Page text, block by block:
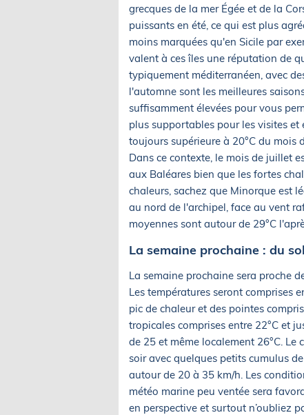
grecques de la mer Égée et de la
puissants en été, ce qui est plus
moins marquées qu'en Sicile par
valent à ces îles une réputation de
typiquement méditerranéen, avec
l'automne sont les meilleures
suffisamment élevées pour vous
plus supportables pour les visites
toujours supérieure à 20°C du mois
Dans ce contexte, le mois de juillet
aux Baléares bien que les fortes
chaleurs, sachez que Minorque est
au nord de l'archipel, face au vent
moyennes sont autour de 29°C
La semaine prochaine : du
La semaine prochaine sera proche
Les températures seront comprises
pic de chaleur et des pointes
tropicales comprises entre 22°C et
de 25 et même localement 26°C.
soir avec quelques petits cumulus
autour de 20 à 35 km/h. Les
météo marine peu ventée sera
en perspective et surtout n’oubliez